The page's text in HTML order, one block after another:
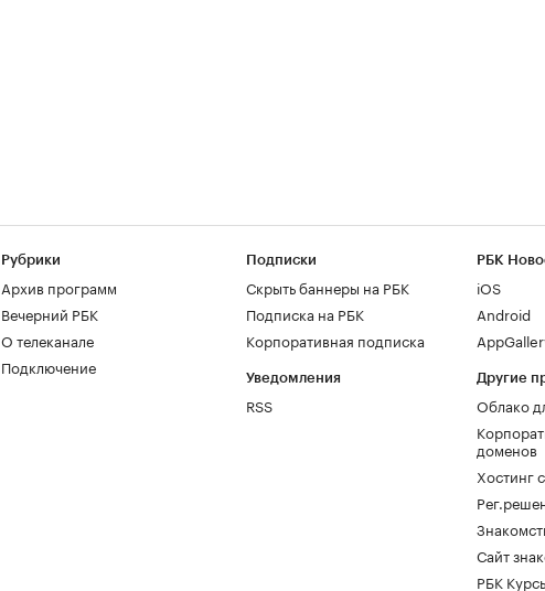
Рубрики
Архив программ
Вечерний РБК
О телеканале
Подключение
Подписки
Скрыть баннеры на РБК
Подписка на РБК
Корпоративная подписка
Уведомления
RSS
РБК
iOS
Android
Другие
Облако
доменов
Хостинг
Сайт
РБК